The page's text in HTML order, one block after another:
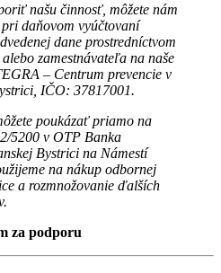
našu činnosť, môžete nám
daňovom vyúčtovaní
dane prostredníctvom
zamestnávateľa na naše
– Centrum prevencie v
IČO: 37817001.
poukázať priamo na
5200 v OTP Banka
Bystrici na Námestí
na nákup odbornej
a rozmnožovanie ďalších
za podporu